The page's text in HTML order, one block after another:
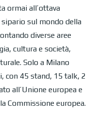
ormai all’ottava
sul mondo della
diverse aree
cultura e società,
Solo a Milano
con 45 stand, 15 talk, 2
all’Unione europea e
Commissione europea.